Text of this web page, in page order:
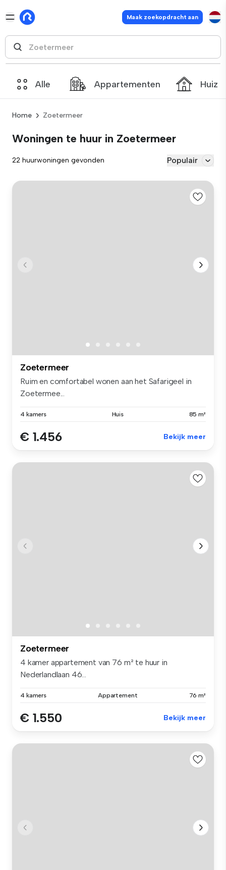
Maak zoekopdracht aan
Alle Appartementen
Home Zoetermeer
Woningen te huur in Zoetermeer
22 huurwoningen gevonden Populair
Zoetermeer
Ruim en comfortabel wonen aan het Safarigeel in
Zoetermee...
4 kamers Huis 85 m²
€ 1.456 Bekijk meer
Zoetermeer
4 kamer appartement van 76 m² te huur in
Nederlandlaan 46...
4 kamers Appartement 76 m²
€ 1.550 Bekijk meer